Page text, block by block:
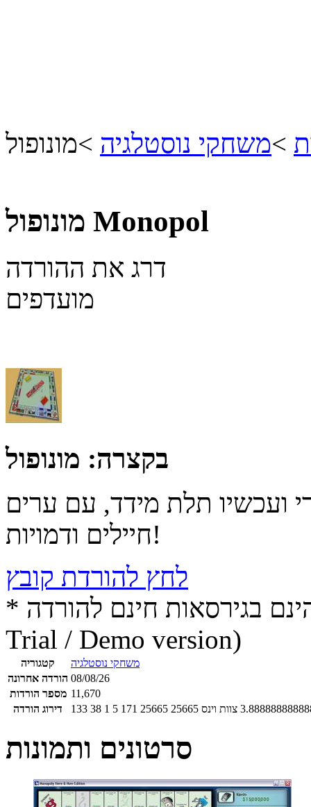
>משחקי נוסטלגיה >מונופול
Monopol
דרג את ההורדה
מועדפים
בקצרה: מונופול
ועכשיו תלת מידד, עם ערים
חיילים ודמויות!
לחץ להורדת קובץ
* התכנים הינם בגירסאות חינם להורדה (Free game / software,
Trial / Demo version)
קטגוריה
משחקי נוסטלגיה
הורדה אחרונה 08/08/26
מספר הורדות 11,670
דירוג הורדה
133 38 צוות וינס 25665
25665
171
5
1
סרטונים ותמונות